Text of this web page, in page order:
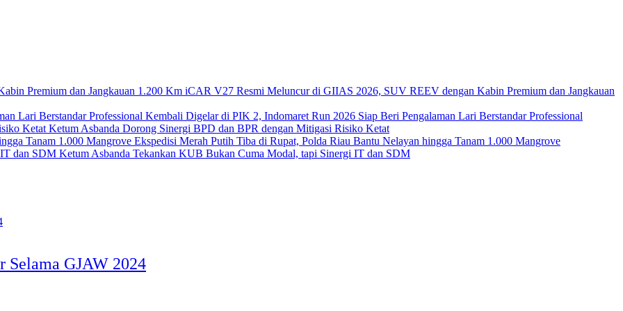
iCAR V27 Resmi Meluncur di GIIAS 2026, SUV REEV dengan Kabin Premium dan Jangkauan
Kembali Digelar di PIK 2, Indomaret Run 2026 Siap Beri Pengalaman Lari Berstandar Professional
Ketum Asbanda Dorong Sinergi BPD dan BPR dengan Mitigasi Risiko Ketat
Ekspedisi Merah Putih Tiba di Rupat, Polda Riau Bantu Nelayan hingga Tanam 1.000 Mangrove
Ketum Asbanda Tekankan KUB Bukan Cuma Modal, tapi Sinergi IT dan SDM
Selama GJAW 2024